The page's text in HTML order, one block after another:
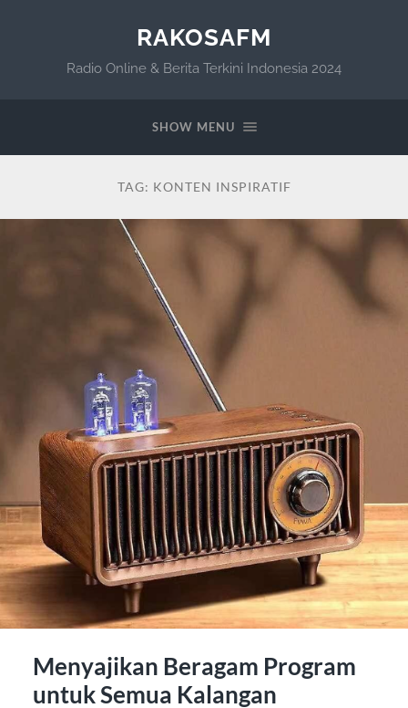
RAKOSAFM
Radio Online & Berita Terkini Indonesia 2024
SHOW MENU
TAG: KONTEN INSPIRATIF
Menyajikan Beragam Program
untuk Semua Kalangan